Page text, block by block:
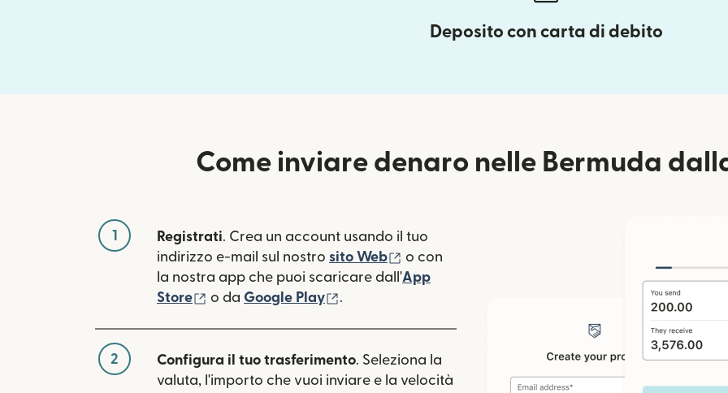
Deposito con carta di debito
Come inviare denaro nelle Bermuda
1 Registrati. Crea un account usando il tuo
indirizzo e-mail sul nostro sito Web (si apre in una nuova finestra)
o con
la nostra app che puoi scaricare dall'App
Store
(si apre in una nuova finestra)
o da Google Play .
2 Configura il tuo trasferimento. Seleziona la
valuta, l'importo che vuoi inviare e la velocità